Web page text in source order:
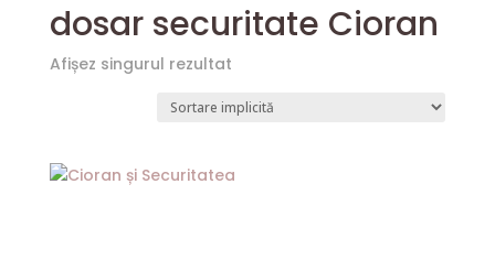
dosar securitate Cioran
Afișez singurul rezultat